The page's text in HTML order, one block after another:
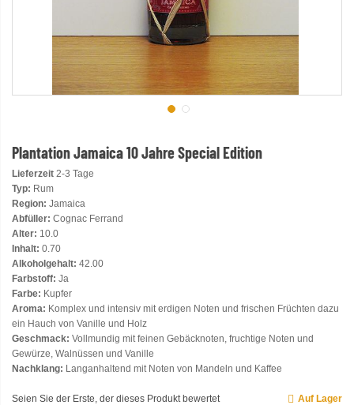
Plantation Jamaica 10 Jahre Special Edition
Lieferzeit 2-3 Tage
Typ: Rum
Region: Jamaica
Abfüller: Cognac Ferrand
Alter: 10.0
Inhalt: 0.70
Alkoholgehalt: 42.00
Farbstoff: Ja
Farbe: Kupfer
Aroma: Komplex und intensiv mit erdigen Noten und frischen Früchten dazu
ein Hauch von Vanille und Holz
Geschmack: Vollmundig mit feinen Gebäcknoten, fruchtige Noten und
Gewürze, Walnüssen und Vanille
Nachklang: Langanhaltend mit Noten von Mandeln und Kaffee
Auf Lager
Seien Sie der Erste, der dieses Produkt bewertet